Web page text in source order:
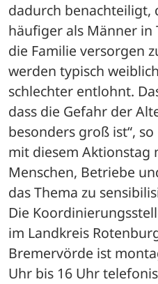
dadurch benachteiligt,
häufiger als Männer in
die Familie versorgen
werden typisch
schlechter entlohnt.
dass die Gefahr der
besonders groß ist“,
mit diesem Aktionstag
Menschen, Betriebe
das Thema zu
Die
im Landkreis
Bremervörde ist
Uhr bis 16 Uhr